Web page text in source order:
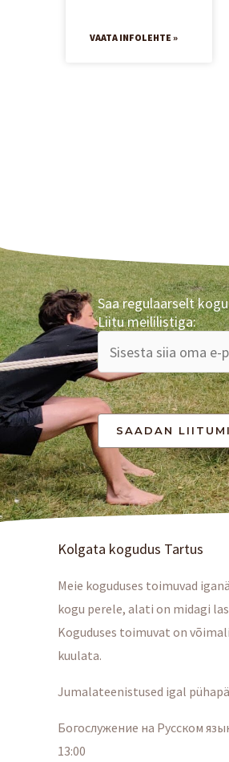
VAATA INFOLEHTE »
Saa regulaarselt
Liitu meililistiga:
Kolgata kogudus Tartus
Meie koguduses toimuvad
kogu perele, alati on midagi
Koguduses toimuvat on
kuulata.
Jumalateenistused igal
Богослужение на Русском
13:00